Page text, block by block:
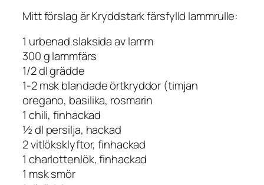
Mitt förslag är Kryddstark färsfylld lammrulle:
1 urbenad slaksida av lamm
300 g lammfärs
1/2 dl grädde
1-2 msk blandade örtkryddor (timjan
oregano, basilika, rosmarin
1 chili, finhackad
½ dl persilja, hackad
2 vitlöksklyftor, finhackad
1 charlottenlök, finhackad
1 msk smör